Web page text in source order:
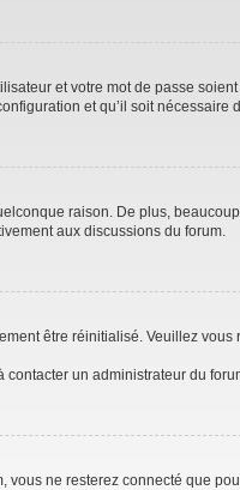
et votre mot de passe
et qu’il soit nécessaire
raison. De plus,
aux discussions du forum.
être réinitialisé. Veuillez
un administrateur du
ne resterez connecté que